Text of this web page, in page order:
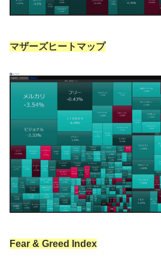
マザーズヒートマップ
Fear & Greed Index